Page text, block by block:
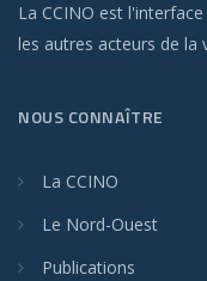
La CCINO est
les autres acteurs de la
NOUS CONNAÎTRE
La CCINO
Le Nord-Ouest
Publications